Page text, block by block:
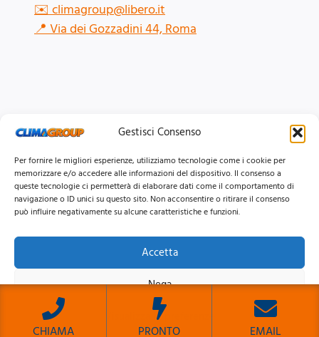
Gestisci Consenso
Per fornire le migliori esperienze, utilizziamo tecnologie come i cookie per
memorizzare e/o accedere alle informazioni del dispositivo. Il consenso a
queste tecnologie ci permetterà di elaborare dati come il comportamento di
navigazione o ID unici su questo sito. Non acconsentire o ritirare il consenso
può influire negativamente su alcune caratteristiche e funzioni.
Accetta
Nega
Visualizza le preferenze
✉️climagroup@libero.it
📍Via dei Gozzadini 44, Roma
© 2026 Clima Group Impianti Srls P.IVA: 17771951005
Privacy
CookiePolicy | Mappa del Sito
CHIAMA PRONTO EMAIL